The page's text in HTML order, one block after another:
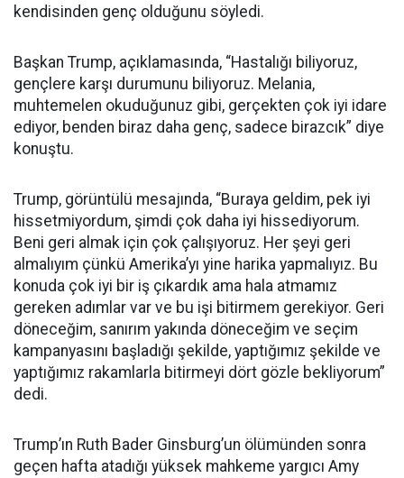
kendisinden genç olduğunu söyledi.
Başkan Trump, açıklamasında, “Hastalığı biliyoruz,
gençlere karşı durumunu biliyoruz. Melania,
muhtemelen okuduğunuz gibi, gerçekten çok iyi idare
ediyor, benden biraz daha genç, sadece birazcık” diye
konuştu.
Trump, görüntülü mesajında, “Buraya geldim, pek iyi
hissetmiyordum, şimdi çok daha iyi hissediyorum.
Beni geri almak için çok çalışıyoruz. Her şeyi geri
almalıyım çünkü Amerika’yı yine harika yapmalıyız. Bu
konuda çok iyi bir iş çıkardık ama hala atmamız
gereken adımlar var ve bu işi bitirmem gerekiyor. Geri
döneceğim, sanırım yakında döneceğim ve seçim
kampanyasını başladığı şekilde, yaptığımız şekilde ve
yaptığımız rakamlarla bitirmeyi dört gözle bekliyorum”
dedi.
Trump’ın Ruth Bader Ginsburg’un ölümünden sonra
geçen hafta atadığı yüksek mahkeme yargıcı Amy